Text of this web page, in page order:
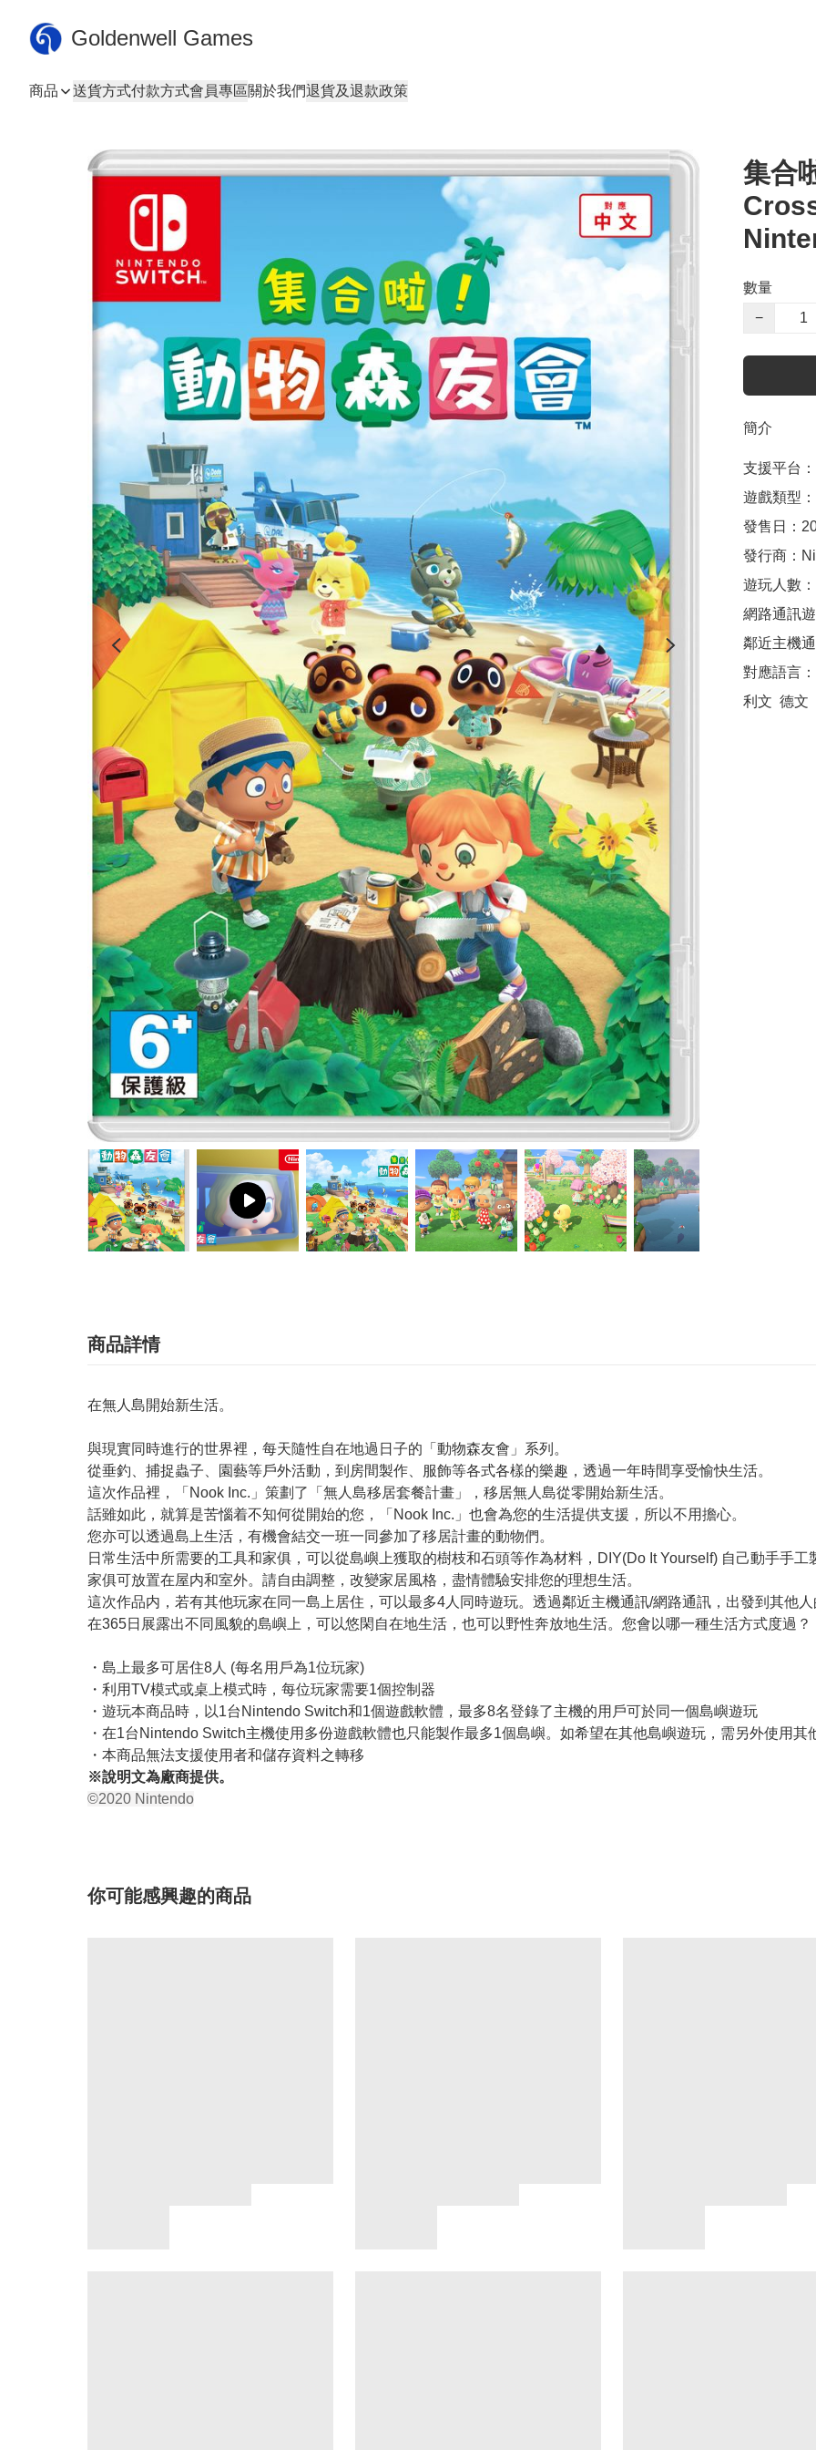
Goldenwell Games
商品 送貨方式付款方式會員專區關於我們退貨及退款政策
集合
數量
−
簡介
支援平台
遊戲類型
發售日：
發行商：
遊玩人數
網路通訊
鄰近主機
對應語言
利文  德文
商品詳情
在無人島開始新生活。
與現實同時進行的世界裡，每天隨性自在地過日子的「動物森友會」系列。
從垂釣、捕捉蟲子、園藝等戶外活動，到房間製作、服飾等各式各樣的樂趣，透過一年時間享受愉快生活。
這次作品裡，「Nook Inc.」策劃了「無人島移居套餐計畫」，移居無人島從零開始新生活。
話雖如此，就算是苦惱着不知何從開始的您，「Nook Inc.」也會為您的生活提供支援，所以不用擔心。
您亦可以透過島上生活，有機會結交一班一同參加了移居計畫的動物們。
日常生活中所需要的工具和家俱，可以從島嶼上獲取的樹枝和石頭等作為材料，DIY(Do It Yourself) 自己動手手工
家俱可放置在屋内和室外。請自由調整，改變家居風格，盡情體驗安排您的理想生活。
這次作品内，若有其他玩家在同一島上居住，可以最多4人同時遊玩。透過鄰近主機通訊/網路通訊，出發到其他
在365日展露出不同風貌的島嶼上，可以悠閑自在地生活，也可以野性奔放地生活。您會以哪一種生活方式度過？
・島上最多可居住8人 (每名用戶為1位玩家)
・利用TV模式或桌上模式時，每位玩家需要1個控制器
・遊玩本商品時，以1台Nintendo Switch和1個遊戲軟體，最多8名登錄了主機的用戶可於同一個島嶼遊玩
・在1台Nintendo Switch主機使用多份遊戲軟體也只能製作最多1個島嶼。如希望在其他島嶼遊玩，需另外使用其
・本商品無法支援使用者和儲存資料之轉移
※說明文為廠商提供。
©2020 Nintendo
你可能感興趣的商品